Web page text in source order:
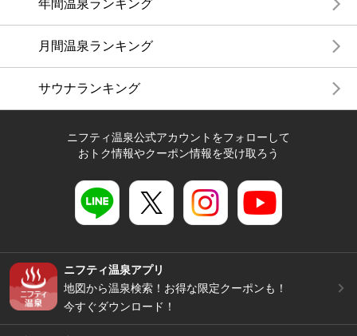
年間温泉ランキング
月間温泉ランキング
サウナランキング
ニフティ温泉公式アカウントをフォローして
おトク情報やクーポン情報を受け取ろう
ニフティ温泉アプリ
地図から温泉検索！お得な限定クーポンも！
今すぐダウンロード！